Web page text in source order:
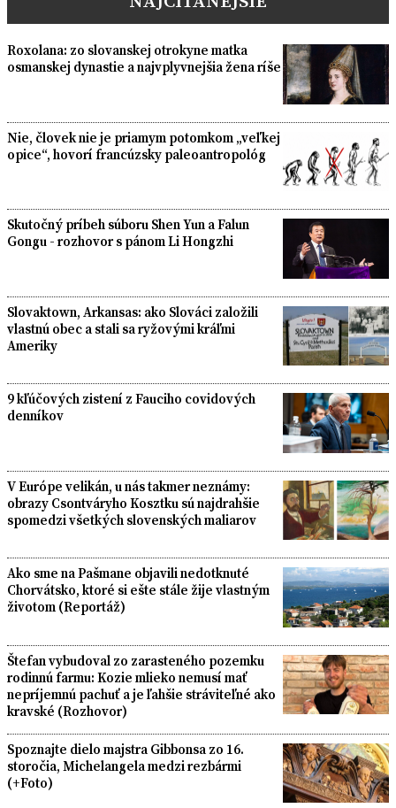
Roxolana: zo slovanskej otrokyne matka
osmanskej dynastie a najvplyvnejšia žena ríše
Nie, človek nie je priamym potomkom „veľkej
opice“, hovorí francúzsky paleoantropológ
Skutočný príbeh súboru Shen Yun a Falun
Gongu - rozhovor s pánom Li Hongzhi
Slovaktown, Arkansas: ako Slováci založili
vlastnú obec a stali sa ryžovými kráľmi
Ameriky
9 kľúčových zistení z Fauciho covidových
denníkov
V Európe velikán, u nás takmer neznámy:
obrazy Csontváryho Kosztku sú najdrahšie
spomedzi všetkých slovenských maliarov
Ako sme na Pašmane objavili nedotknuté
Chorvátsko, ktoré si ešte stále žije vlastným
životom (Reportáž)
Štefan vybudoval zo zarasteného pozemku
rodinnú farmu: Kozie mlieko nemusí mať
nepríjemnú pachuť a je ľahšie stráviteľné ako
kravské (Rozhovor)
Spoznajte dielo majstra Gibbonsa zo 16.
storočia, Michelangela medzi rezbármi
(+Foto)